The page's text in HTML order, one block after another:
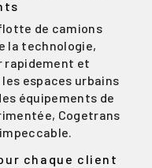
de camions
la technologie,
et
espaces urbains
équipements de
Cogetrans
chaque client